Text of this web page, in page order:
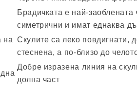
Брадичката е най-заоблената
симетрични и имат еднаква
на Скулите са леко повдигнати,
стеснена, а по-близо до
Добре изразена линия на
долна част